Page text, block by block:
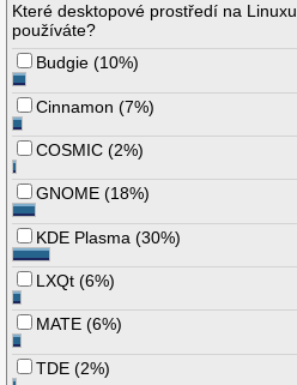
Které desktopové prostředí na Linuxu
používáte?
Budgie (10%)
Cinnamon (7%)
COSMIC (2%)
GNOME (18%)
KDE Plasma (30%)
LXQt (6%)
MATE (6%)
TDE (2%)